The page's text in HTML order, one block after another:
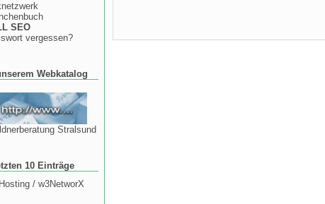
SEO
vergessen?
Webkatalog
Stralsund
10 Einträge
/ w3NetworX